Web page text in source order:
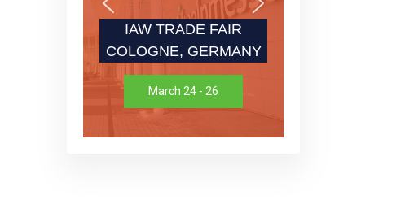
IAW TRADE FAIR
COLOGNE, GERMANY
March 24 - 26